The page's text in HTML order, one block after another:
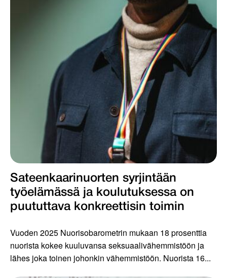
Sateenkaarinuorten syrjintään
työelämässä ja koulutuksessa on
puututtava konkreettisin toimin
Vuoden 2025 Nuorisobarometrin mukaan 18 prosenttia
nuorista kokee kuuluvansa seksuaalivähemmistöön ja
lähes joka toinen johonkin vähemmistöön. Nuorista 16...